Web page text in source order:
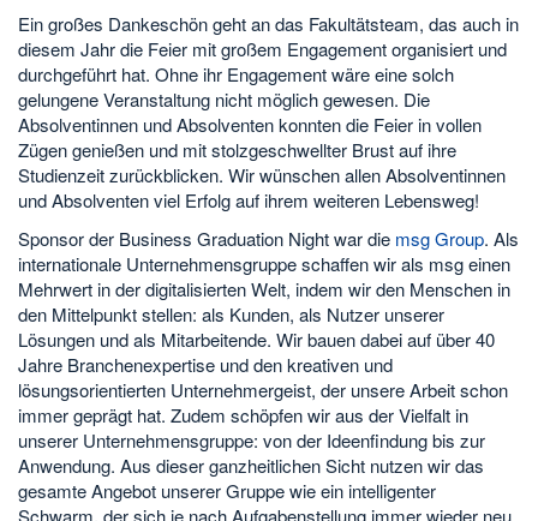
Ein großes Dankeschön geht an das Fakultätsteam, das auch in
diesem Jahr die Feier mit großem Engagement organisiert und
durchgeführt hat. Ohne ihr Engagement wäre eine solch
gelungene Veranstaltung nicht möglich gewesen. Die
Absolventinnen und Absolventen konnten die Feier in vollen
Zügen genießen und mit stolzgeschwellter Brust auf ihre
Studienzeit zurückblicken. Wir wünschen allen Absolventinnen
und Absolventen viel Erfolg auf ihrem weiteren Lebensweg!
Sponsor der Business Graduation Night war die msg Group. Als
internationale Unternehmensgruppe schaffen wir als msg einen
Mehrwert in der digitalisierten Welt, indem wir den Menschen in
den Mittelpunkt stellen: als Kunden, als Nutzer unserer
Lösungen und als Mitarbeitende. Wir bauen dabei auf über 40
Jahre Branchenexpertise und den kreativen und
lösungsorientierten Unternehmergeist, der unsere Arbeit schon
immer geprägt hat. Zudem schöpfen wir aus der Vielfalt in
unserer Unternehmensgruppe: von der Ideenfindung bis zur
Anwendung. Aus dieser ganzheitlichen Sicht nutzen wir das
gesamte Angebot unserer Gruppe wie ein intelligenter
Schwarm, der sich je nach Aufgabenstellung immer wieder neu